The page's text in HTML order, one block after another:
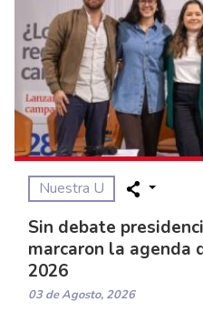
Nuestra U
Sin debate
marcaron la agenda
2026
03 de Agosto, 2026